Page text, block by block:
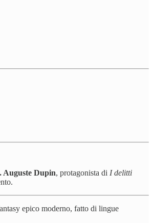
Auguste Dupin, protagonista di I delitti
epico moderno, fatto di lingue